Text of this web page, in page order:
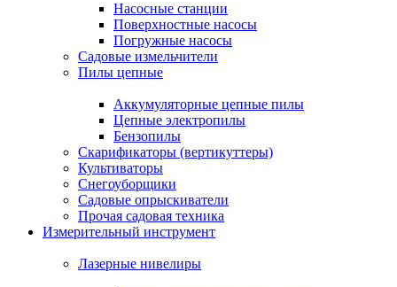
Насосные станции
Поверхностные насосы
Погружные насосы
Садовые измельчители
Пилы цепные
Аккумуляторные цепные пилы
Цепные электропилы
Бензопилы
Скарификаторы (вертикуттеры)
Культиваторы
Снегоуборщики
Садовые опрыскиватели
Прочая садовая техника
Измерительный инструмент
Лазерные нивелиры